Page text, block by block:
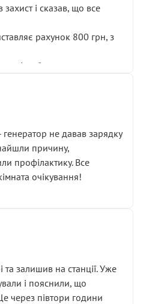
захист і сказав, що все
рахунок 800 грн, з
системи
і жодної реальної
Після
повернули, що
боксу, і скрип у гальмах
і був. Тобто оплачена
знімати колеса”
не можна
робіт без
дякую!
не давав зарядку
причину,
профілактику. Все
очікування!
та залишив на станції. Уже
і пояснили, що
через півтори години